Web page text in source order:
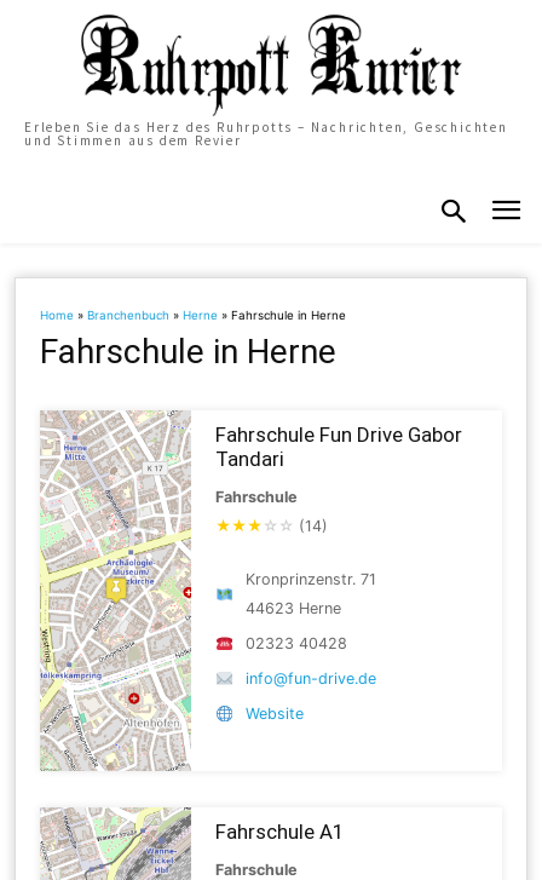
Erleben Sie das Herz des Ruhrpotts – Nachrichten, Geschichten
und Stimmen aus dem Revier
Home »Branchenbuch »Herne »Fahrschule in Herne
Fahrschule in Herne
Fahrschule Fun Drive Gabor
Tandari
Fahrschule
★★★ ☆ ☆ (14)
Kronprinzenstr. 71
44623 Herne
02323 40428
info@fun-drive.de
Website
Fahrschule A1
Fahrschule